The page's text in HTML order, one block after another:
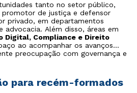
tanto no setor público,
promotor de justiça e defensor
privado, em departamentos
advocacia. Além disso, áreas em
Digital, Compliance e Direito
ao acompanhar os avanços
preocupação com governança e
para recém-formados